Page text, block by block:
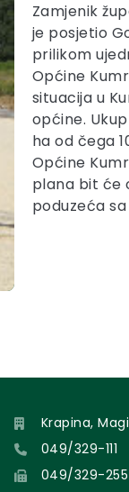
Zamjenik
je posjetio
prilikom
Općine
situacija u
općine.
ha od čega
Općine
plana bit će
poduzeća
Krapina,
049/329-111
049/329-255